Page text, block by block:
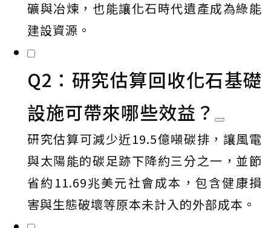
礦與冶煉，也能讓化石時代遺產成為綠能
建設資源。
Q2：研究估算回收化石基礎
設施可帶來哪些效益？
研究估算可減少近19.5億噸碳排，讓風電
與太陽能的碳足跡下降約三分之一，並節
省約11.69兆美元社會成本，包含健康損
害與生態破壞等原本未計入的外部成本。